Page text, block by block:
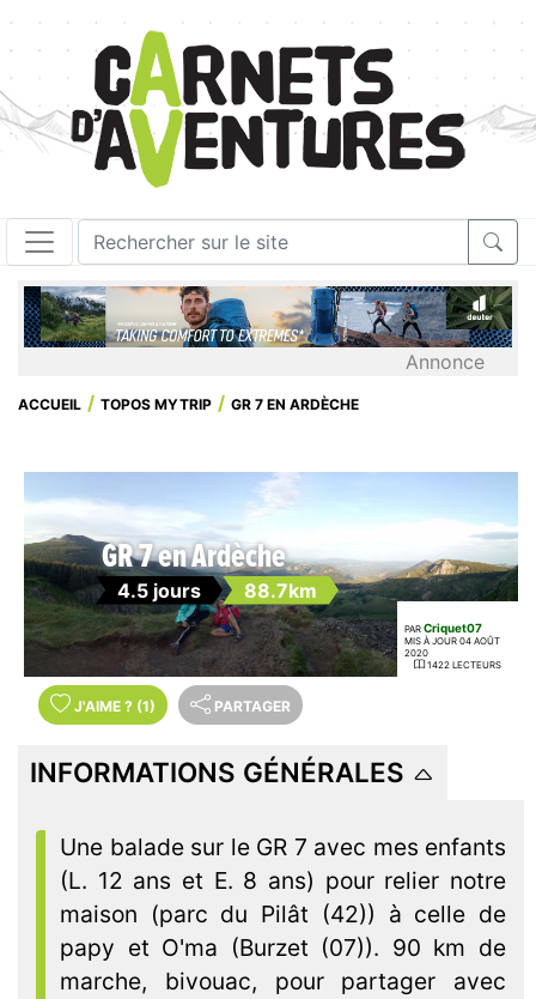
Annonce
ACCUEIL TOPOS MYTRIP GR 7 EN ARDÈCHE
GR 7 en Ardèche
4.5 jours 88.7km
PAR Criquet07
MIS À JOUR 04 AOÛT
2020
1422 LECTEURS
J'AIME ? (1) PARTAGER
INFORMATIONS GÉNÉRALES
Une balade sur le GR 7 avec mes enfants
(L. 12 ans et E. 8 ans) pour relier notre
maison (parc du Pilât (42)) à celle de
papy et O'ma (Burzet (07)). 90 km de
marche, bivouac, pour partager avec